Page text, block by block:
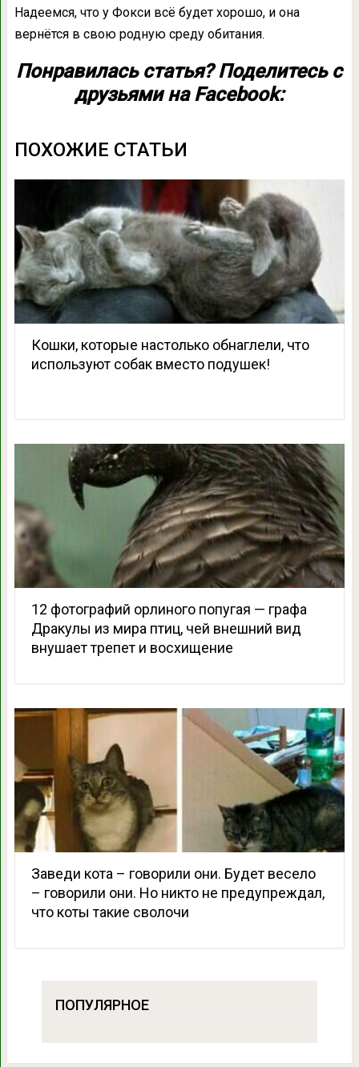
Надеемся, что у Фокси всё будет хорошо, и она
вернётся в свою родную среду обитания.
Понравилась статья? Поделитесь с
друзьями на Facebook:
ПОХОЖИЕ СТАТЬИ
Кошки, которые настолько обнаглели, что
используют собак вместо подушек!
12 фотографий орлиного попугая — графа
Дракулы из мира птиц, чей внешний вид
внушает трепет и восхищение
Заведи кота – говорили они. Будет весело
– говорили они. Но никто не предупреждал,
что коты такие сволочи
ПОПУЛЯРНОЕ